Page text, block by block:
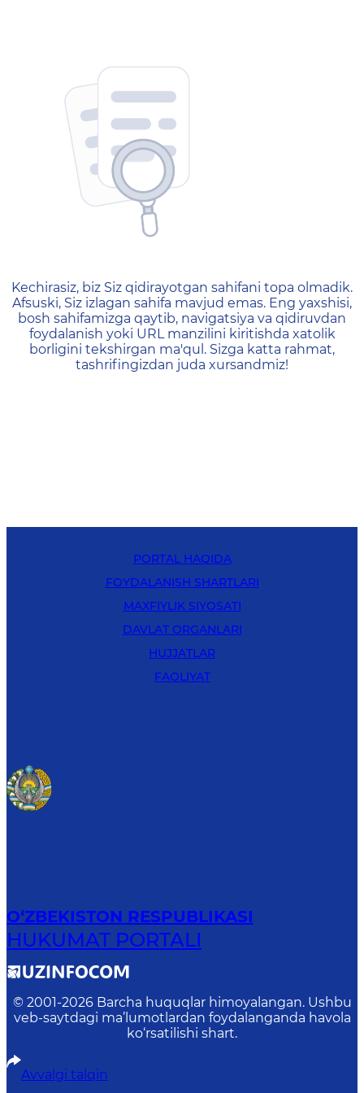
404 — Страница не
Kechirasiz, biz Siz qidirayotgan sahifani topa olmadik.
Afsuski, Siz izlagan sahifa mavjud emas. Eng yaxshisi,
bosh sahifamizga qaytib, navigatsiya va qidiruvdan
foydalanish yoki URL manzilini kiritishda xatolik
borligini tekshirgan ma'qul. Sizga katta rahmat,
tashrifingizdan juda xursandmiz!
PORTAL HAQIDA
FOYDALANISH SHARTLARI
MAXFIYLIK SIYOSATI
DAVLAT ORGANLARI
HUJJATLAR
FAOLIYAT
O‘ZBEKISTON RESPUBLIKASI
HUKUMAT PORTALI
© 2001-2026 Barcha huquqlar himoyalangan. Ushbu
veb-saytdagi ma’lumotlardan foydalanganda havola
ko‘rsatilishi shart.
Avvalgi talqin